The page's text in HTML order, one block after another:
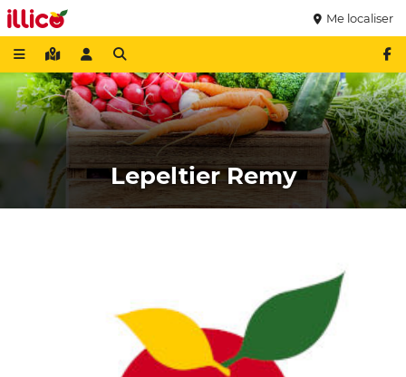
Me localiser
Lepeltier Remy